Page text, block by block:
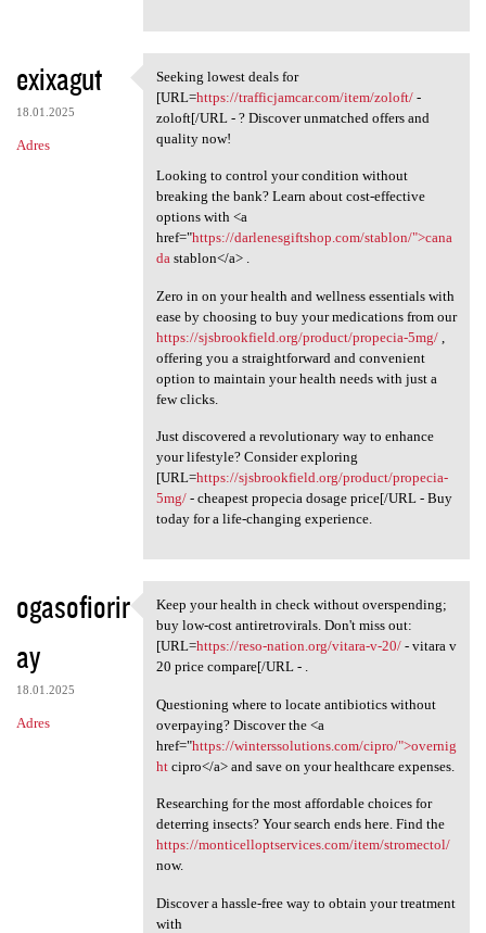
exixagut
18.01.2025
Adres
Seeking lowest deals for [URL
Seeking lowest deals for
[URL=https://trafficjamcar.com/item/zoloft/-
zoloft[/URL - ? Discover unmatched offers and
quality now!
Looking to control your condition without
breaking the bank? Learn about cost-effective
options with <a
href="https://darlenesgiftshop.com/stablon/">cana
dastablon</a> .
Zero in on your health and wellness essentials with
ease by choosing to buy your medications from our
https://sjsbrookfield.org/product/propecia-5mg/,
offering you a straightforward and convenient
option to maintain your health needs with just a
few clicks.
Just discovered a revolutionary way to enhance
your lifestyle? Consider exploring
[URL=https://sjsbrookfield.org/product/propecia-
5mg/- cheapest propecia dosage price[/URL - Buy
today for a life-changing experience.
ogasofiorir
ay
18.01.2025
Adres
Keep your health in check
Keep your health in check without overspending;
buy low-cost antiretrovirals. Don't miss out:
[URL=https://reso-nation.org/vitara-v-20/- vitara v
20 price compare[/URL - .
Questioning where to locate antibiotics without
overpaying? Discover the <a
href="https://winterssolutions.com/cipro/">overnig
htcipro</a> and save on your healthcare expenses.
Researching for the most affordable choices for
deterring insects? Your search ends here. Find the
https://monticelloptservices.com/item/stromectol/
now.
Discover a hassle-free way to obtain your treatment
with